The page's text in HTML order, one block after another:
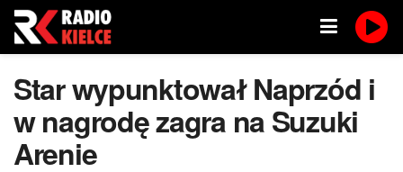
Star wypunktował Naprzód i
w nagrodę zagra na Suzuki
Arenie